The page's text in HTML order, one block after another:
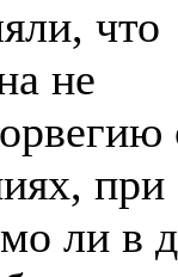
что
не
при
ли в